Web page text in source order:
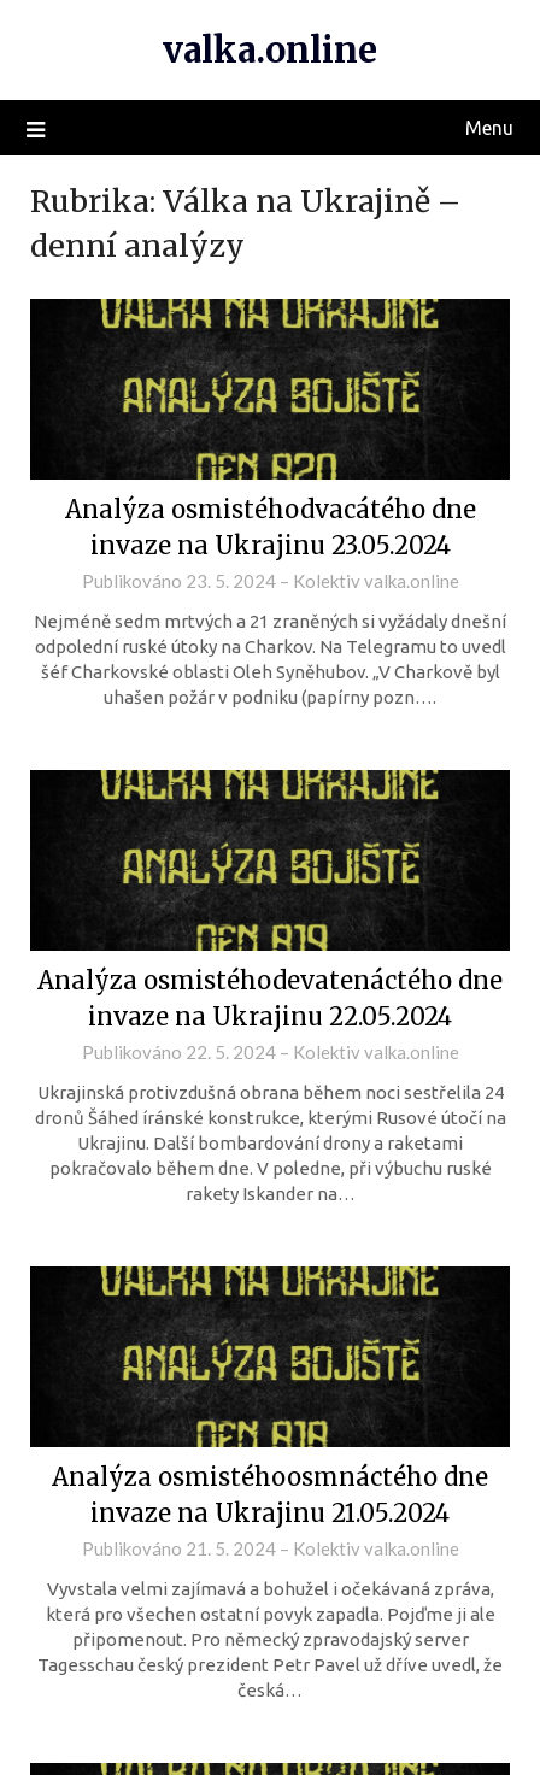
valka.online
Menu
Rubrika: Válka na Ukrajině –
denní analýzy
Analýza osmistéhodvacátého dne
invaze na Ukrajinu 23.05.2024
Publikováno 23. 5. 2024– Kolektiv valka.online
Nejméně sedm mrtvých a 21 zraněných si vyžádaly dnešní
odpolední ruské útoky na Charkov. Na Telegramu to uvedl
šéf Charkovské oblasti Oleh Syněhubov. „V Charkově byl
uhašen požár v podniku (papírny pozn….
Analýza osmistéhodevatenáctého dne
invaze na Ukrajinu 22.05.2024
Publikováno 22. 5. 2024– Kolektiv valka.online
Ukrajinská protivzdušná obrana během noci sestřelila 24
dronů Šáhed íránské konstrukce, kterými Rusové útočí na
Ukrajinu. Další bombardování drony a raketami
pokračovalo během dne. V poledne, při výbuchu ruské
rakety Iskander na…
Analýza osmistéhoosmnáctého dne
invaze na Ukrajinu 21.05.2024
Publikováno 21. 5. 2024– Kolektiv valka.online
Vyvstala velmi zajímavá a bohužel i očekávaná zpráva,
která pro všechen ostatní povyk zapadla. Pojďme ji ale
připomenout. Pro německý zpravodajský server
Tagesschau český prezident Petr Pavel už dříve uvedl, že
česká…